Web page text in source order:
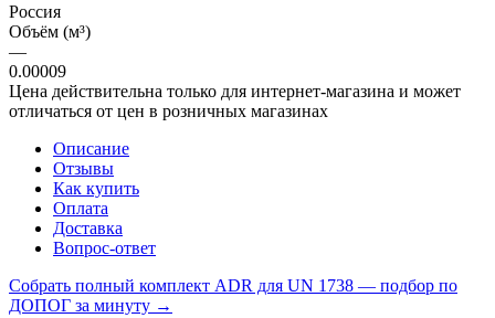
Россия
Объём (м³)
—
0.00009
Цена действительна только для интернет-магазина и может
отличаться от цен в розничных магазинах
Описание
Отзывы
Как купить
Оплата
Доставка
Вопрос-ответ
Собрать полный комплект ADR для UN 1738 — подбор по
ДОПОГ за минуту →